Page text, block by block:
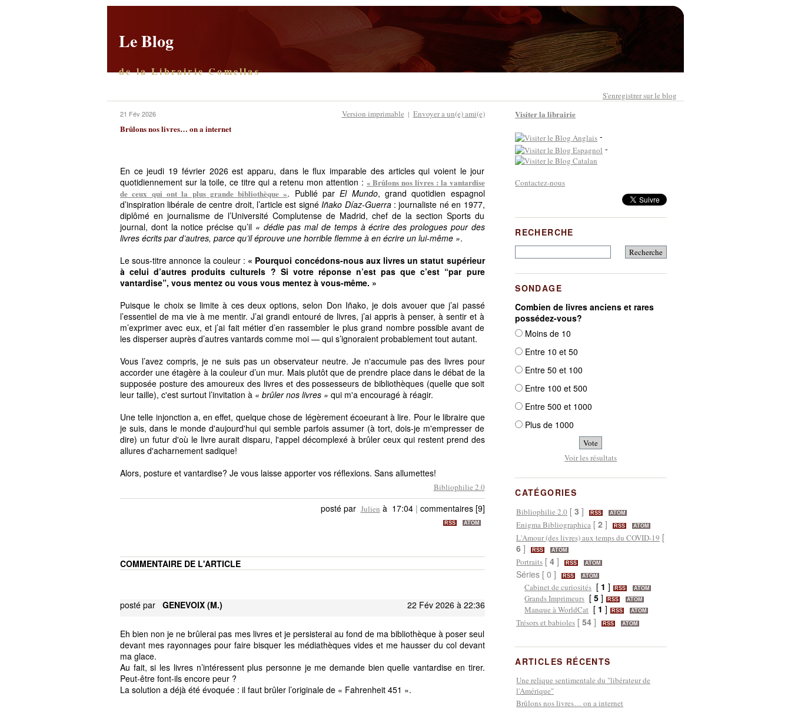
Le Blog
de la Librairie Comellas
S'enregistrer sur le blog
21 Fév 2026 Version imprimable | Envoyer a un(e) ami(e)
Brûlons nos livres… on a internet
En ce jeudi 19 février 2026 est apparu, dans le flux imparable des articles qui voient le jour
quotidiennement sur la toile, ce titre qui a retenu mon attention : « Brûlons nos livres : la vantardise
de ceux qui ont la plus grande bibliothèque ». Publié parEl Mundo, grand quotidien espagnol
d’inspiration libérale de centre droit, l’article est signé Iñako Díaz-Guerra: journaliste né en 1977,
diplômé en journalisme de l’Université Complutense de Madrid, chef de la section Sports du
journal, dont la notice précise qu’il « dédie pas mal de temps à écrire des prologues pour des
livres écrits par d’autres, parce qu’il éprouve une horrible flemme à en écrire un lui-même ».
Le sous-titre annonce la couleur : « Pourquoi concédons-nous aux livres un statut supérieur
à celui d’autres produits culturels ? Si votre réponse n’est pas que c’est “par pure
vantardise”, vous mentez ou vous vous mentez à vous-même. »
Puisque le choix se limite à ces deux options, selon Don Iñako, je dois avouer que j’ai passé
l’essentiel de ma vie à me mentir. J’ai grandi entouré de livres, j’ai appris à penser, à sentir et à
m’exprimer avec eux, et j’ai fait métier d’en rassembler le plus grand nombre possible avant de
les disperser auprès d’autres vantards comme moi — qui s’ignoraient probablement tout autant.
Vous l’avez compris, je ne suis pas un observateur neutre. Je n'accumule pas des livres pour
accorder une étagère à la couleur d’un mur. Mais plutôt que de prendre place dans le débat de la
supposée posture des amoureux des livres et des possesseurs de bibliothèques (quelle que soit
leur taille), c'est surtout l’invitation à « brûler nos livres » qui m'a encouragé à réagir.
Une telle injonction a, en effet, quelque chose de légèrement écoeurant à lire. Pour le libraire que
je suis, dans le monde d'aujourd'hui qui semble parfois assumer (à tort, dois-je m'empresser de
dire) un futur d'où le livre aurait disparu, l'appel décomplexé à brûler ceux qui restent prend des
allures d'acharnement sadique!
Alors, posture et vantardise? Je vous laisse apporter vos réflexions. Sans allumettes!
Bibliophilie 2.0
posté par Julien à 17:04| commentaires [9]
RSS ATOM
COMMENTAIRE DE L'ARTICLE
posté par GENEVOIX (M.) 22 Fév 2026 à 22:36
Eh bien non je ne brûlerai pas mes livres et je persisterai au fond de ma bibliothèque à poser seul
devant mes rayonnages pour faire bisquer les médiathèques vides et me hausser du col devant
ma glace.
Au fait, si les livres n’intéressent plus personne je me demande bien quelle vantardise en tirer.
Peut-être font-ils encore peur ?
La solution a déjà été évoquée : il faut brûler l’originale de « Fahrenheit 451 ».
Visiter la librairie
-
-
Contactez-nous
RECHERCHE
SONDAGE
Combien de livres anciens et rares
possédez-vous?
Moins de 10
Entre 10 et 50
Entre 50 et 100
Entre 100 et 500
Entre 500 et 1000
Plus de 1000
Voir les résultats
CATÉGORIES
Bibliophilie 2.0 [3 ] RSS ATOM
Enigma Bibliographica [2 ] RSS ATOM
L'Amour (des livres) aux temps du COVID-19 [
6 ] RSS ATOM
Portraits [4 ] RSS ATOM
Séries [ 0 ] RSS ATOM
Cabinet de curiosités [ 1 ] RSS ATOM
Grands Imprimeurs [5 ] RSS ATOM
Manque à WorldCat [ 1 ] RSS ATOM
Trésors et babioles [54 ] RSS ATOM
ARTICLES RÉCENTS
Une relique sentimentale du "libérateur de
l'Amérique"
Brûlons nos livres… on a internet